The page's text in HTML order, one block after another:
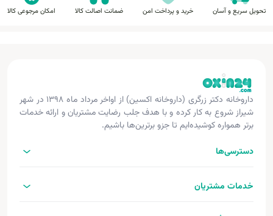
تحویل سریع و آسان خرید و پرداخت امن ضمانت اصالت کالا امکان مرجوعی کالا
داروخانه دکتر زرگری (داروخانه اکسین) از اواخر مرداد ماه ۱۳۹۸ در شهر
شیراز شروع به کار کرده و با هدف جلب رضایت مشتریان و ارائه خدمات
برتر همواره کوشیده‌ایم تا جزو برترین‌ها باشیم.
دسترسی‌ها
خدمات مشتریان